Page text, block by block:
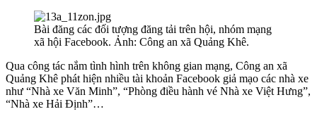
Bài đăng các đối tượng đăng tải trên hội, nhóm mạng
xã hội Facebook. Ảnh: Công an xã Quảng Khê.
Qua công tác nắm tình hình trên không gian mạng, Công an xã
Quảng Khê phát hiện nhiều tài khoản Facebook giả mạo các nhà xe
như “Nhà xe Văn Minh”, “Phòng điều hành vé Nhà xe Việt Hưng”,
“Nhà xe Hải Định”…